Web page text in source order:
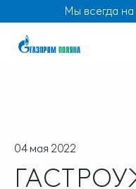
Мы всегда на
04 мая 2022